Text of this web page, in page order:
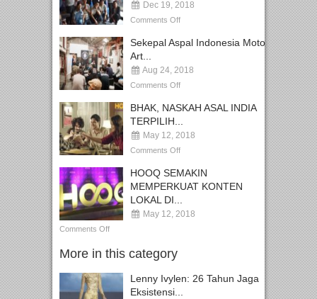
Dec 19, 2018
Comments Off
Sekepal Aspal Indonesia Moto
Art...
Aug 24, 2018
Comments Off
BHAK, NASKAH ASAL INDIA
TERPILIH...
May 12, 2018
Comments Off
HOOQ SEMAKIN
MEMPERKUAT KONTEN
LOKAL DI...
May 12, 2018
Comments Off
More in this category
Lenny Ivylen: 26 Tahun Jaga
Eksistensi...